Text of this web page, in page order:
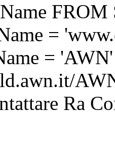
=
= 'AWN'
Ra